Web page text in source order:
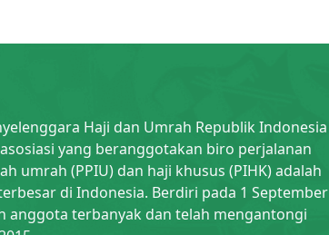
Haji dan Umrah Republik Indonesia
yang beranggotakan biro perjalanan
umrah (PPIU) dan haji khusus (PIHK) adalah
di Indonesia. Berdiri pada 1 September
anggota terbanyak dan telah mengantongi